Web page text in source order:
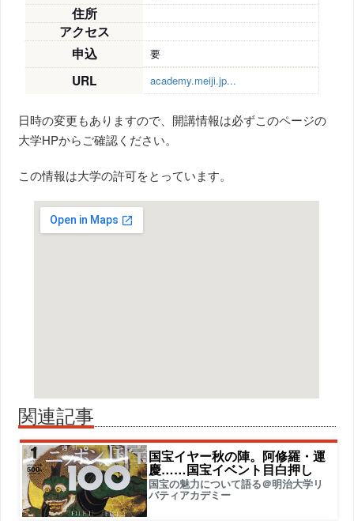
住所
アクセス
申込
要
URL academy.meiji.jp...
日時の変更もありますので、開講情報は必ずこのページの
大学HPからご確認ください。
この情報は大学の許可をとっています。
関連記事
国宝イヤー秋の陣。阿修羅・運
慶……国宝イベント目白押し
国宝の魅力について語る＠明治大学リ
バティアカデミー